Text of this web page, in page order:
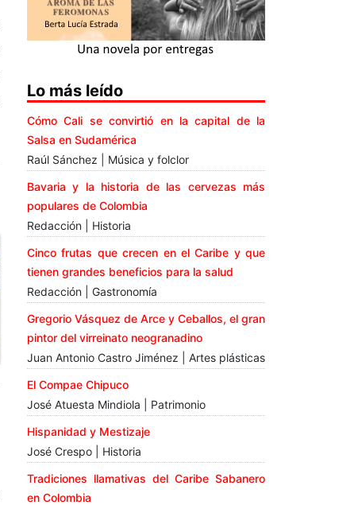
Lo más leído
Cómo Cali se convirtió en la capital de la
Salsa en Sudamérica
Raúl Sánchez | Música y folclor
Bavaria y la historia de las cervezas más
populares de Colombia
Redacción | Historia
Cinco frutas que crecen en el Caribe y que
tienen grandes beneficios para la salud
Redacción | Gastronomía
Gregorio Vásquez de Arce y Ceballos, el gran
pintor del virreinato neogranadino
Juan Antonio Castro Jiménez | Artes plásticas
El Compae Chipuco
José Atuesta Mindiola | Patrimonio
Hispanidad y Mestizaje
José Crespo | Historia
Tradiciones llamativas del Caribe Sabanero
en Colombia